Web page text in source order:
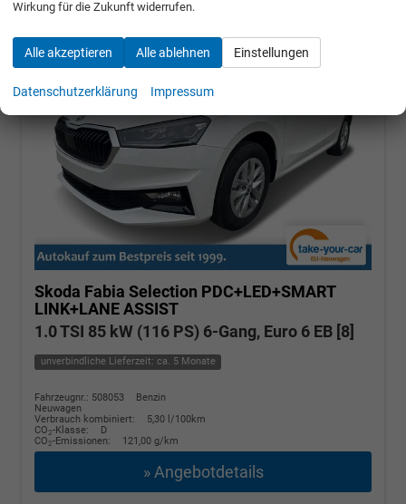
Skoda Fabia Selection PDC+LED+SMART
LINK+LANE ASSIST
1.0 TSI 85 kW (116 PS) 6-Gang, Euro 6 EB [8]
unverbindliche Lieferzeit: ca. 5 Monate
Fahrzeugnr.: 508053
Benzin
Neuwagen
Verbrauch kombiniert:
5,30 l/100km
CO2-Klasse:
D
CO2-Emissionen: 121,00 g/km
» Angebotdetails
Wirkung für die Zukunft widerrufen.
Alle akzeptieren Alle ablehnen Einstellungen
Datenschutzerklärung Impressum